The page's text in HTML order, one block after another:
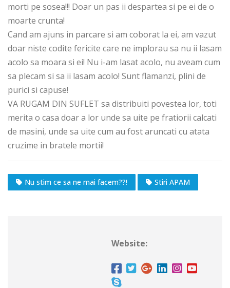
morti pe sosea!!! Doar un pas ii despartea si pe ei de o
moarte crunta!
Cand am ajuns in parcare si am coborat la ei, am vazut
doar niste codite fericite care ne implorau sa nu ii lasam
acolo sa moara si ei! Nu i-am lasat acolo, nu aveam cum
sa plecam si sa ii lasam acolo! Sunt flamanzi, plini de
purici si capuse!
VA RUGAM DIN SUFLET sa distribuiti povestea lor, toti
merita o casa doar a lor unde sa uite pe fratiorii calcati
de masini, unde sa uite cum au fost aruncati cu atata
cruzime in bratele mortii!
Nu stim ce sa ne mai facem??! Stiri APAM
Website: